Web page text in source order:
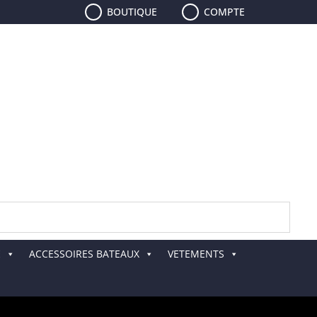
BOUTIQUE COMPTE
ACCESSOIRES BATEAUX VETEMENTS